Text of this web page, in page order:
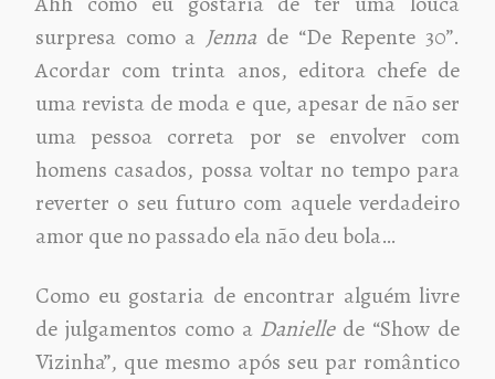
surpresa como a Jennade “De Repente 30”.
Acordar com trinta anos, editora chefe de
uma revista de moda e que, apesar de não ser
uma pessoa correta por se envolver com
homens casados, possa voltar no tempo para
reverter o seu futuro com aquele verdadeiro
amor que no passado ela não deu bola…
Como eu gostaria de encontrar alguém livre
de julgamentos como a Daniellede “Show de
Vizinha”, que mesmo após seu par romântico